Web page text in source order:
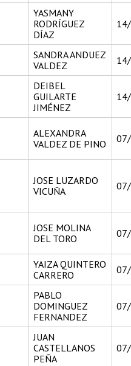
YASMANY
RODRÍGUEZ
DÍAZ
SANDRA ANDUEZ
VALDEZ
DEIBEL
GUILARTE
JIMÉNEZ
ALEXANDRA
VALDEZ DE PINO
JOSE LUZARDO
VICUÑA
JOSE MOLINA
DEL TORO
YAIZA QUINTERO
CARRERO
PABLO
DOMINGUEZ
FERNANDEZ
JUAN
CASTELLANOS
PEÑA